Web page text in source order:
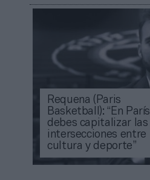
Requena (Paris
Basketball): “En París
debes capitalizar las
intersecciones entre
cultura y deporte”